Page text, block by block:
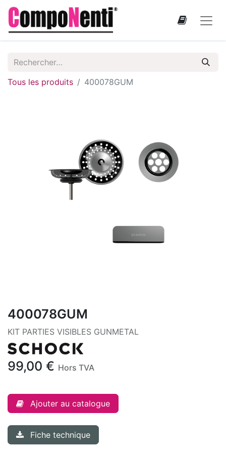
Tous les produits 400078GUM
400078GUM
KIT PARTIES VISIBLES GUNMETAL
99,00 € Hors TVA
Ajouter au catalogue
Fiche technique